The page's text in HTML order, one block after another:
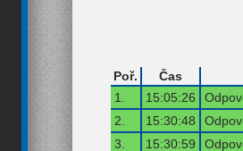
Poř.
Čas
1.
15:05:26
2.
15:30:48
3.
15:30:59